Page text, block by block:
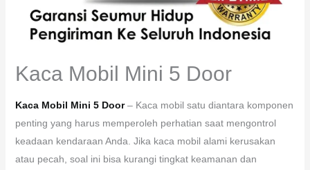
Kaca Mobil Mini 5 Door
Kaca Mobil Mini 5 Door – Kaca mobil satu diantara komponen
penting yang harus memperoleh perhatian saat mengontrol
keadaan kendaraan Anda. Jika kaca mobil alami kerusakan
atau pecah, soal ini bisa kurangi tingkat keamanan dan